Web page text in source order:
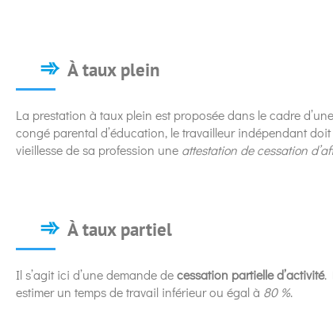
À taux plein
La prestation à taux plein est proposée dans le cadre d’une
congé parental d’éducation, le travailleur indépendant
vieillesse de sa profession une attestation de cessation
À taux partiel
Il s’agit ici d’une demande decessation partielle d’activité.
estimer un temps de travail inférieur ou égal à 80 %.